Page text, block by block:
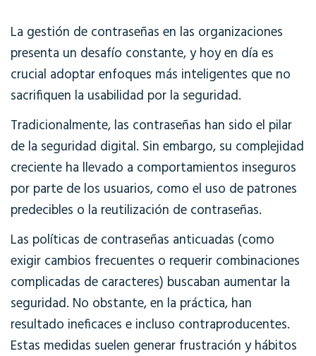
La gestión de contraseñas en las organizaciones
presenta un desafío constante, y hoy en día es
crucial adoptar enfoques más inteligentes que no
sacrifiquen la usabilidad por la seguridad.
Tradicionalmente, las contraseñas han sido el pilar
de la seguridad digital. Sin embargo, su complejidad
creciente ha llevado a comportamientos inseguros
por parte de los usuarios, como el uso de patrones
predecibles o la reutilización de contraseñas.
Las políticas de contraseñas anticuadas (como
exigir cambios frecuentes o requerir combinaciones
complicadas de caracteres) buscaban aumentar la
seguridad. No obstante, en la práctica, han
resultado ineficaces e incluso contraproducentes.
Estas medidas suelen generar frustración y hábitos